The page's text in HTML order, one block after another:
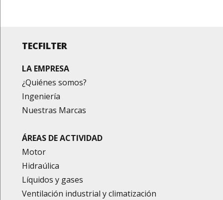
TECFILTER
LA EMPRESA
¿Quiénes somos?
Ingeniería
Nuestras Marcas
ÁREAS DE ACTIVIDAD
Motor
Hidraúlica
Líquidos y gases
Ventilación industrial y climatización